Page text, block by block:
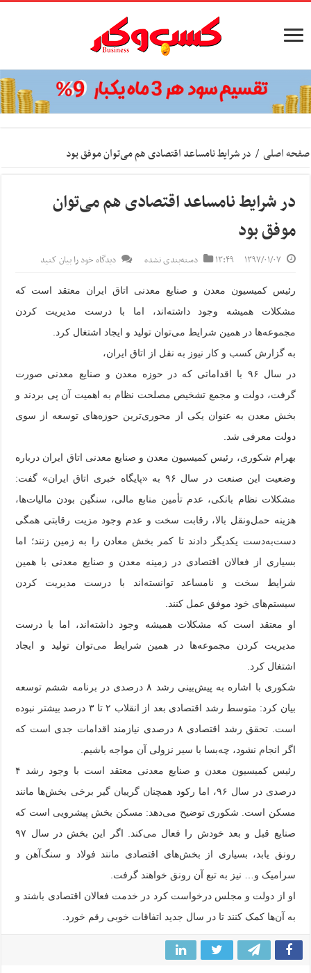
صفحه اصلی / در شرایط نامساعد اقتصادی هم می‌توان موفق بود
در شرایط نامساعد اقتصادی هم می‌توان
موفق بود
۱۳۹۷/۰۱/۰۷ ۱۳:۴۹ دسته‌بندی نشده دیدگاه خود را بیان کنید
رئیس کمیسیون معدن و صنایع معدنی اتاق ایران معتقد است که
مشکلات همیشه وجود داشته‌اند، اما با درست مدیریت کردن
مجموعه‌ها در همین شرایط می‌توان تولید و ایجاد اشتغال کرد.
به گزارش کسب و کار نیوز به نقل از اتاق ایران،
در سال ۹۶ با اقداماتی که در حوزه معدن و صنایع معدنی صورت
گرفت، دولت و مجمع تشخیص مصلحت نظام به اهمیت آن پی بردند و
بخش معدن به عنوان یکی از محوری‌ترین حوزه‌های توسعه از سوی
دولت معرفی شد.
بهرام شکوری، رئیس کمیسیون معدن و صنایع معدنی اتاق ایران درباره
وضعیت این صنعت در سال ۹۶ به «پایگاه خبری اتاق ایران» گفت:
مشکلات نظام بانکی، عدم تأمین منابع مالی، سنگین بودن مالیات‌ها،
هزینه حمل‌ونقل بالا، رقابت سخت و عدم وجود مزیت رقابتی همگی
دست‌به‌دست یکدیگر دادند تا کمر بخش معادن را به زمین زنند؛ اما
بسیاری از فعالان اقتصادی در زمینه معدن و صنایع معدنی با همین
شرایط سخت و نامساعد توانسته‌اند با درست مدیریت کردن
سیستم‌های خود موفق عمل کنند.
او معتقد است که مشکلات همیشه وجود داشته‌اند، اما با درست
مدیریت کردن مجموعه‌ها در همین شرایط می‌توان تولید و ایجاد
اشتغال کرد.
شکوری با اشاره به پیش‌بینی رشد ۸ درصدی در برنامه ششم توسعه
بیان کرد: متوسط رشد اقتصادی بعد از انقلاب ۲ تا ۳ درصد بیشتر نبوده
است. تحقق رشد اقتصادی ۸ درصدی نیازمند اقدامات جدی است که
اگر انجام نشود، چه‌بسا با سیر نزولی آن مواجه باشیم.
رئیس کمیسیون معدن و صنایع معدنی معتقد است با وجود رشد ۴
درصدی در سال ۹۶، اما رکود همچنان گریبان گیر برخی بخش‌ها مانند
مسکن است. شکوری توضیح می‌دهد: مسکن بخش پیشرویی است که
صنایع قبل و بعد خودش را فعال می‌کند. اگر این بخش در سال ۹۷
رونق یابد، بسیاری از بخش‌های اقتصادی مانند فولاد و سنگ‌آهن و
سرامیک و… نیز به تبع آن رونق خواهند گرفت.
او از دولت و مجلس درخواست کرد در خدمت فعالان اقتصادی باشند و
به آن‌ها کمک کنند تا در سال جدید اتفاقات خوبی رقم خورد.